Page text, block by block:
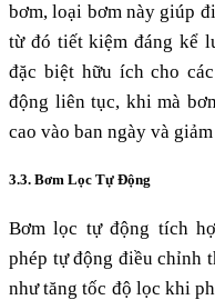
bơm, loại bơm này giúp
từ đó tiết kiệm đáng kể
đặc biệt hữu ích cho
động liên tục, khi mà
cao vào ban ngày và
3.3. Bơm Lọc Tự Động
Bơm lọc tự động tích
phép tự động điều chỉnh
như tăng tốc độ lọc khi